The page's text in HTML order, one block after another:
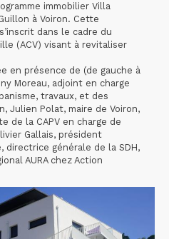
immobilier Villa
à Voiron. Cette
dans le cadre du
(ACV) visant à revitaliser
en présence de (de gauche à
Moreau, adjoint en charge
travaux, et des
Julien Polat, maire de Voiron,
de la CAPV en charge de
Gallais, président
directrice générale de la SDH,
AURA chez Action